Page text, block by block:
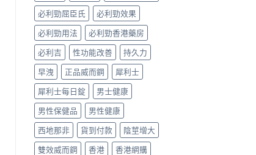
法
與
香
港
買
指
南〉
中
必利勁屈臣氏
必利勁效果
必利勁用法
必利勁香港藥房
必利吉
性功能改善
持久力
早洩
正品威而鋼
犀利士
犀利士每日錠
男士健康
男性保健品
男性健康
西地那非
貨到付款
陰莖增大
雙效威而鋼
香港
香港網購